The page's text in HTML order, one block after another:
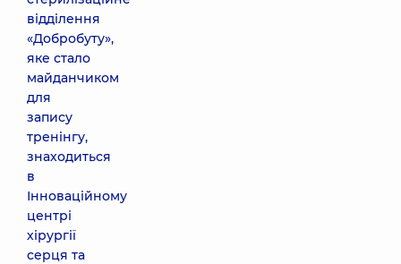
відділення
«Добробуту»,
яке стало
майданчиком
для
запису
тренінгу,
знаходиться
в
Інноваційному
центрі
хірургії
серця та